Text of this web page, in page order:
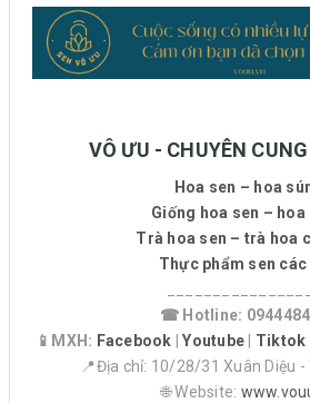
VÔ ƯU - CHUYÊN
Hoa sen – hoa
Giống hoa sen – hoa
Trà hoa sen – trà hoa
Thực phẩm sen
☎ Hotline:
📱MXH: Facebook |Youtube Tiktok
📍Địa chỉ: 10/28/31 Xuân Diệu -
🌐 Website: